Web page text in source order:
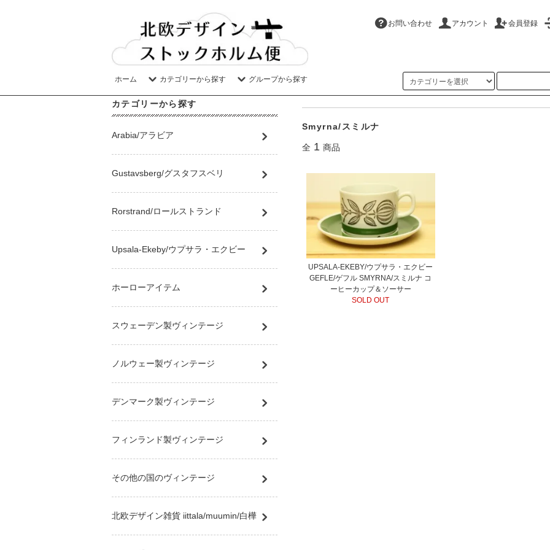
お問い合わせ アカウント 会員登録
ホーム カテゴリーから探す グループから探す
ホーム Upsala-Ekeby/ウプサラ・エクビー >Smyrna/スミルナ
Smyrna/スミルナ
全 1 商品
UPSALA-EKEBY/ウプサラ・エクビー
GEFLE/ゲフル SMYRNA/スミルナ コ
ーヒーカップ＆ソーサー
SOLD OUT
カテゴリーから探す
Arabia/アラビア
Gustavsberg/グスタフスベリ
Rorstrand/ロールストランド
Upsala-Ekeby/ウプサラ・エクビー
ホーローアイテム
スウェーデン製ヴィンテージ
ノルウェー製ヴィンテージ
デンマーク製ヴィンテージ
フィンランド製ヴィンテージ
その他の国のヴィンテージ
北欧デザイン雑貨 iittala/muumin/白樺